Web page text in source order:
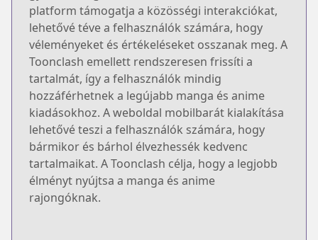
platform támogatja a közösségi interakciókat,
lehetővé téve a felhasználók számára, hogy
véleményeket és értékeléseket osszanak meg. A
Toonclash emellett rendszeresen frissíti a
tartalmát, így a felhasználók mindig
hozzáférhetnek a legújabb manga és anime
kiadásokhoz. A weboldal mobilbarát kialakítása
lehetővé teszi a felhasználók számára, hogy
bármikor és bárhol élvezhessék kedvenc
tartalmaikat. A Toonclash célja, hogy a legjobb
élményt nyújtsa a manga és anime
rajongóknak.